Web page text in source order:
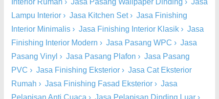
Interior Rumah › Jasa Pasang Wallpaper Dinding › Jasa
Lampu Interior › Jasa Kitchen Set› Jasa Finishing
Interior Minimalis › Jasa Finishing Interior Klasik › Jasa
Finishing Interior Modern › Jasa Pasang WPC › Jasa
Pasang Vinyl › Jasa Pasang Plafon › Jasa Pasang
PVC › Jasa Finishing Eksterior › Jasa Cat Eksterior
Rumah › Jasa Finishing Fasad Eksterior › Jasa
Pelapisan Anti Cuaca › Jasa Pelapisan Dinding Luar ›